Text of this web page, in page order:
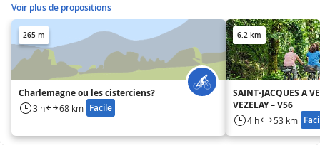
Voir plus de propositions
265 m
Charlemagne ou les cisterciens?
3 h 68 km Facile
6.2 km
SAINT-JACQUES A
VEZELAY – V56
4 h 53 km